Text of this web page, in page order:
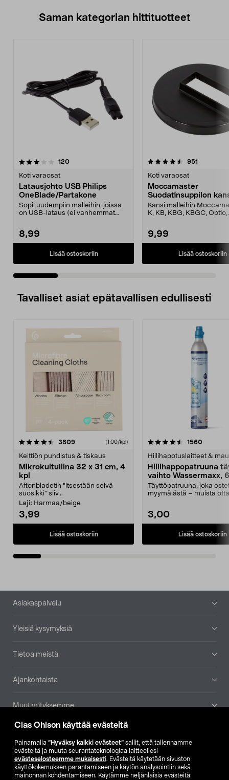
Clas Ohlson käyttää evästeitä
Painamalla ”Hyväksy kaikki evästeet” sallit, että tallennamme
evästeitä ja muuta seurantateknologiaa laitteellesi
evästeselosteemme mukaisesti. Evästeitä käytetään sivuston
käyttökokemuksen parantamiseen ja käytön analysointiin sekä
mainonnan kohdentamiseen. Käytämme neljänlaisia evästeitä:
Saman kategorian hittituotteet
120arvostelut
Koti varaosat
Latausjohto USB Philips
OneBlade/Partakone
Sopii uudempiin malleihin, joissa
on USB-lataus (ei vanhemmat
8,99
Lisää ostoskoriin
4.5 viidestä
951
Koti varaosat
Moccamaster
Suodatinsuppilon
Kansi malleihin
K, KB, KBG, KBGC, Optio,
9,99
Lisää ostoskoriin
4.5 viidestä
Tavalliset asiat epätavallisen edullisesti
3809arvostelut (1,00/kpl)
Keittiön puhdistus & tiskaus
Mikrokuituliina 32 x 31 cm, 4
kpl
Aftonbladetin "itsestään selvä
suosikki" siiv...
Laji: Harmaa/beige
3,99
Lisää ostoskoriin
4.5viidestä
1560
Hiilihapotuslaitteet &
Hiilihappopatruuna
vaihto Wassermaxx,
Täyttöpatruuna, joka
myymälästä – muista
3,00
Lisää ostoskoriin
4.5viidestä
Alatunniste
Asiakaspalvelu
Yleisiä kysymyksiä
Tietoa meistä
Ajankohtaista
Muut yrityksemme
Etsi myymälä
SE NO FI
FI SV